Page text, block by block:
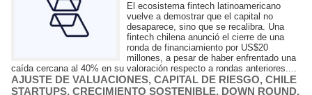
El ecosistema fintech latinoamericano
vuelve a demostrar que el capital no
desaparece, sino que se recalibra. Una
fintech chilena anunció el cierre de una
ronda de financiamiento por US$20
millones, a pesar de haber enfrentado una
caída cercana al 40% en su valoración respecto a rondas anteriores....
AJUSTE DE VALUACIONES, CAPITAL DE RIESGO, CHILE
STARTUPS, CRECIMIENTO SOSTENIBLE, DOWN ROUND,